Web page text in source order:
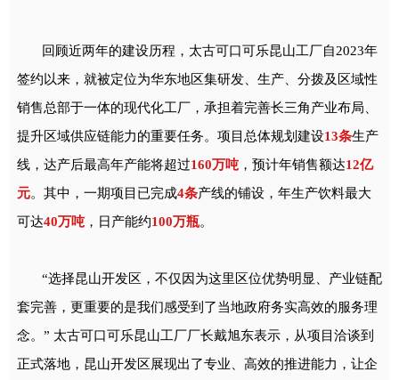
回顾近两年的建设历程，太古可口可乐昆山工厂自2023年
签约以来，就被定位为华东地区集研发、生产、分拨及区域性
销售总部于一体的现代化工厂，承担着完善长三角产业布局、
提升区域供应链能力的重要任务。项目总体规划建设13条生产
线，达产后最高年产能将超过160万吨，预计年销售额达12亿
元。其中，一期项目已完成4条产线的铺设，年生产饮料最大
可达40万吨，日产能约100万瓶。
“选择昆山开发区，不仅因为这里区位优势明显、产业链配
套完善，更重要的是我们感受到了当地政府务实高效的服务理
念。” 太古可口可乐昆山工厂厂长戴旭东表示，从项目洽谈到
正式落地，昆山开发区展现出了专业、高效的推进能力，让企